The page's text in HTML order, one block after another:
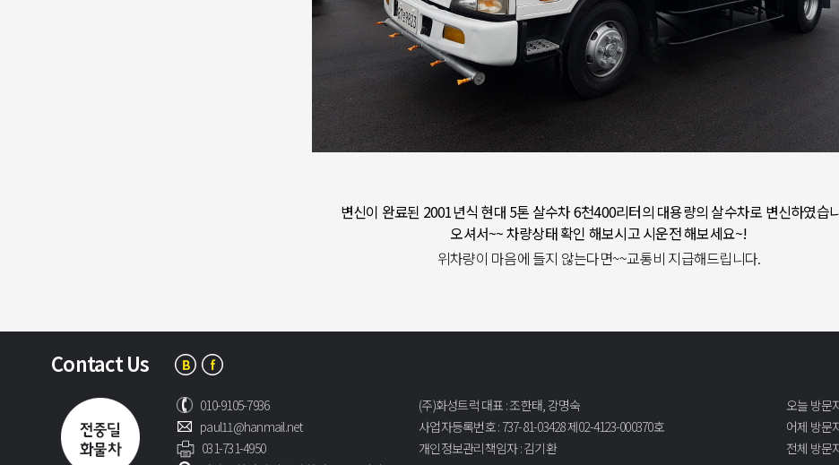
변신이 완료된 2001년식 현대 5톤 살수차 6천400리터의 대용량의 살수차로 변신하였습
오셔서~~ 차량상태 확인 해보시고 시운전 해보세요~!
위차량이 마음에 들지 않는다면~~교통비 지급해드립니다.
Contact Us
010-9105-7936
paul11@hanmail.net
031-731-4950
(주)화성트럭 대표 : 조한태, 강명숙
사업자등록번호 : 737-81-03428 제02-4123-000370호
개인정보관리책임자 : 김기환
오늘 방문
어제 방문
전체 방문